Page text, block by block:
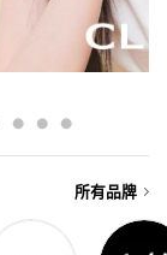
所有品牌